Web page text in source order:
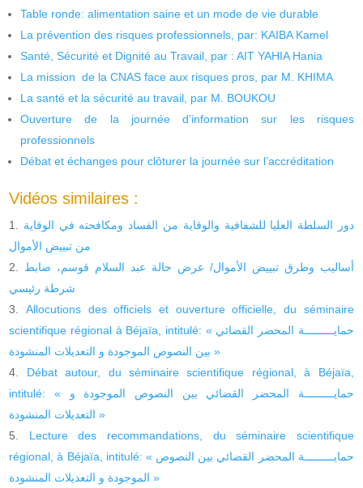
Table ronde: alimentation saine et un mode de vie durable
La prévention des risques professionnels, par: KAIBA Kamel
Santé, Sécurité et Dignité au Travail, par : AIT YAHIA Hania
La mission de la CNAS face aux risques pros, par M. KHIMA
La santé et la sécurité au travail, par M. BOUKOU
Ouverture de la journée d’information sur les risques
professionnels
Débat et échanges pour clôturer la journée sur l’accréditation
Vidéos similaires :
دور السلطة العليا للشفافية والوقاية من الفساد ومكافحته في الوقاية
من تبييض الأموال
أساليب وطرق تبييض الأموال/ عرض حالة عبد السلام قوسم، ضابط
شرطة رئيسي
Allocutions des officiels et ouverture officielle, du séminaire
scientifique régional à Béjaïa, intitulé: « حمايـــــــــة المحضر القضائي
بين النصوص الموجودة و التعديلات المنشودة »
Débat autour, du séminaire scientifique régional, à Béjaïa,
intitulé: « حمايـــــــــة المحضر القضائي بين النصوص الموجودة و
التعديلات المنشودة »
Lecture des recommandations, du séminaire scientifique
régional, à Béjaïa, intitulé: « حمايـــــــــة المحضر القضائي بين النصوص
الموجودة و التعديلات المنشودة »